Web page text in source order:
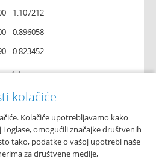
1.107212
0.896058
0.823452
Arhiva
kolačiće
Kolačiće upotrebljavamo kako
oglase, omogućili značajke društvenih
tako, podatke o vašoj upotrebi naše
za društvene medije,